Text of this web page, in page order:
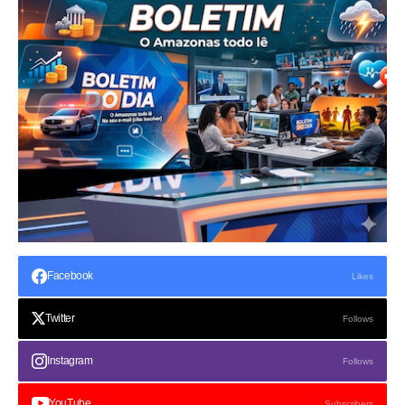
Facebook Likes
Twitter Follows
Instagram Follows